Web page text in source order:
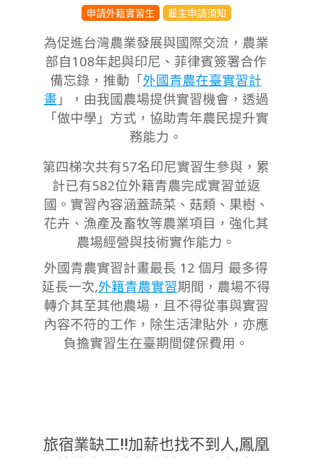
18
申請外籍實習生 雇主申請須知
為促進台灣農業發展與國際交流，農業
部自108年起與印尼、菲律賓簽署合作
備忘錄，推動「外國青農在臺實習計
畫 」，由我國農場提供實習機會，透過
「做中學」方式，協助青年農民提升實
務能力。
第四梯次共有57名印尼實習生參與，累
計已有582位外籍青農完成實習並返
國。實習內容涵蓋蔬菜、菇類、果樹、
花卉、漁產及畜牧等農業項目，強化其
農場經營與技術實作能力。
外國青農實習計畫最長 12 個月 最多得
延長一次,外籍青農實習期間，農場不得
轉介其至其他農場，且不得從事與實習
內容不符的工作，除生活津貼外，亦應
負擔實習生在臺期間健保費用。
旅宿業缺工!!加薪也找不到人,鳳凰